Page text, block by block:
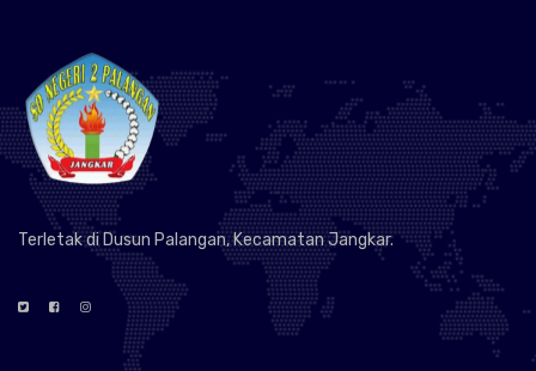
Terletak di Dusun Palangan, Kecamatan Jangkar.